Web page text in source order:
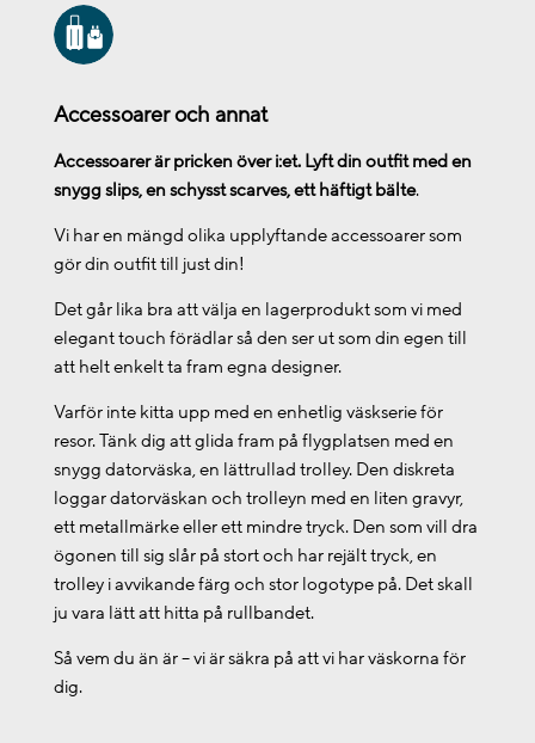
Accessoarer och annat
Accessoarer är pricken över i:et. Lyft din outfit med en
snygg slips, en schysst scarves, ett häftigt bälte.
Vi har en mängd olika upplyftande accessoarer som
gör din outfit till just din!
Det går lika bra att välja en lagerprodukt som vi med
elegant touch förädlar så den ser ut som din egen till
att helt enkelt ta fram egna designer.
Varför inte kitta upp med en enhetlig väskserie för
resor. Tänk dig att glida fram på flygplatsen med en
snygg datorväska, en lättrullad trolley. Den diskreta
loggar datorväskan och trolleyn med en liten gravyr,
ett metallmärke eller ett mindre tryck. Den som vill dra
ögonen till sig slår på stort och har rejält tryck, en
trolley i avvikande färg och stor logotype på. Det skall
ju vara lätt att hitta på rullbandet.
Så vem du än är – vi är säkra på att vi har väskorna för
dig.